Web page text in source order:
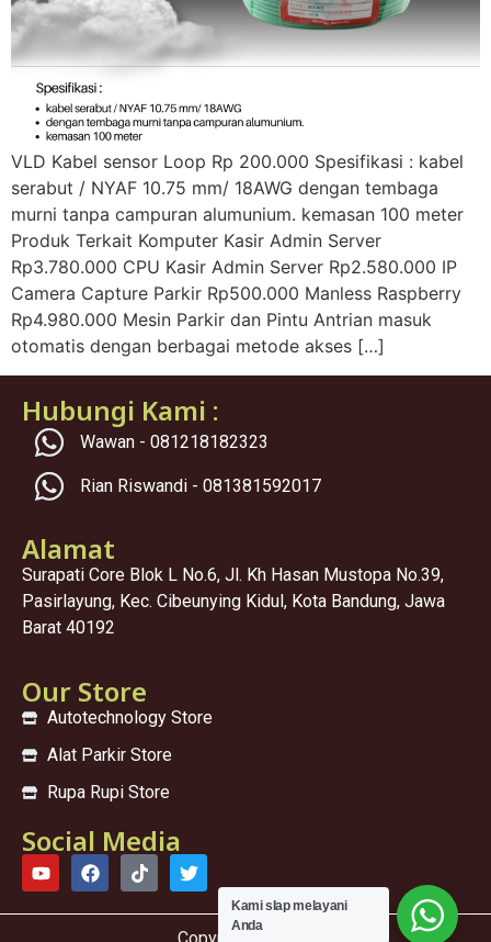
VLD Kabel sensor Loop Rp 200.000 Spesifikasi : kabel
serabut / NYAF 10.75 mm/ 18AWG dengan tembaga
murni tanpa campuran alumunium. kemasan 100 meter
Produk Terkait Komputer Kasir Admin Server
Rp3.780.000 CPU Kasir Admin Server Rp2.580.000 IP
Camera Capture Parkir Rp500.000 Manless Raspberry
Rp4.980.000 Mesin Parkir dan Pintu Antrian masuk
otomatis dengan berbagai metode akses […]
Hubungi Kami :
Wawan - 081218182323
Rian Riswandi - 081381592017
Alamat
Surapati Core Blok L No.6, Jl. Kh Hasan Mustopa No.39,
Pasirlayung, Kec. Cibeunying Kidul, Kota Bandung, Jawa
Barat 40192
Our Store
Autotechnology Store
Alat Parkir Store
Rupa Rupi Store
Social Media
Kami sIap melayani
Anda